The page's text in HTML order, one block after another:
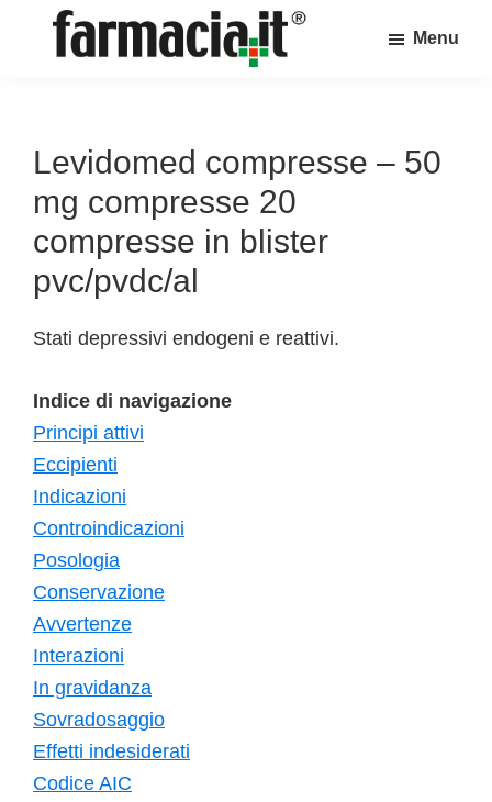
sul
mondo
della
farmacia
online
Menu
Levidomed compresse – 50
mg compresse 20
compresse in blister
pvc/pvdc/al
Stati depressivi endogeni e reattivi.
Indice di navigazione
Principi attivi
Eccipienti
Indicazioni
Controindicazioni
Posologia
Conservazione
Avvertenze
Interazioni
In gravidanza
Sovradosaggio
Effetti indesiderati
Codice AIC